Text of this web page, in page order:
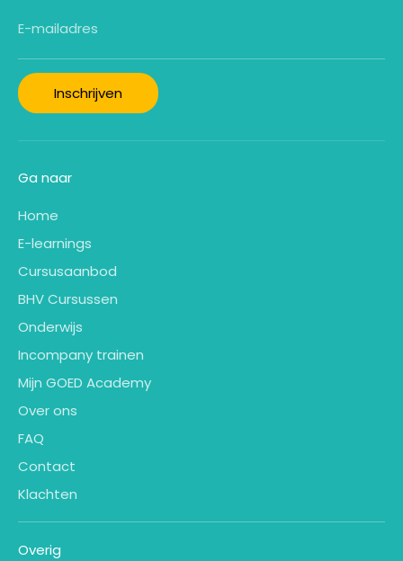
E-mailadres
Inschrijven
Ga naar
Home
E-learnings
Cursusaanbod
BHV Cursussen
Onderwijs
Incompany trainen
Mijn GOED Academy
Over ons
FAQ
Contact
Klachten
Overig